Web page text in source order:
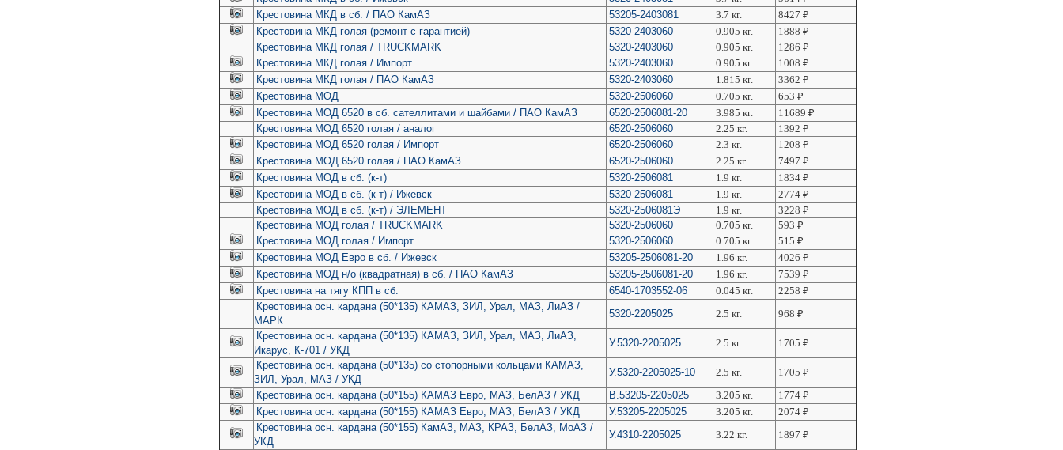
Крестовина МКД в сб. / ПАО КамАЗ
53205-2403081 3.7 кг. 8427 ₽
Крестовина МКД голая (ремонт с гарантией)
5320-2403060 0.905 кг. 1888 ₽
Крестовина МКД голая / TRUCKMARK
5320-2403060 0.905 кг. 1286 ₽
Крестовина МКД голая / Импорт
5320-2403060 0.905 кг. 1008 ₽
Крестовина МКД голая / ПАО КамАЗ
5320-2403060 1.815 кг. 3362 ₽
Крестовина МОД
5320-2506060 0.705 кг. 653 ₽
Крестовина МОД 6520 в сб. сателлитами и шайбами / ПАО КамАЗ
6520-2506081-20 3.985 кг. 11689 ₽
Крестовина МОД 6520 голая / аналог
6520-2506060 2.25 кг. 1392 ₽
Крестовина МОД 6520 голая / Импорт
6520-2506060 2.3 кг. 1208 ₽
Крестовина МОД 6520 голая / ПАО КамАЗ
6520-2506060 2.25 кг. 7497 ₽
Крестовина МОД в сб. (к-т)
5320-2506081 1.9 кг. 1834 ₽
Крестовина МОД в сб. (к-т) / Ижевск
5320-2506081 1.9 кг. 2774 ₽
Крестовина МОД в сб. (к-т) / ЭЛЕМЕНТ
5320-2506081Э 1.9 кг. 3228 ₽
Крестовина МОД голая / TRUCKMARK
5320-2506060 0.705 кг. 593 ₽
Крестовина МОД голая / Импорт
5320-2506060 0.705 кг. 515 ₽
Крестовина МОД Евро в сб. / Ижевск
53205-2506081-20 1.96 кг. 4026 ₽
Крестовина МОД н/о (квадратная) в сб. / ПАО КамАЗ
53205-2506081-20 1.96 кг. 7539 ₽
Крестовина на тягу КПП в сб.
6540-1703552-06 0.045 кг. 2258 ₽
Крестовина осн. кардана (50*135) КАМАЗ, ЗИЛ, Урал, МАЗ, ЛиАЗ /
МАРК
5320-2205025 2.5 кг. 968 ₽
Крестовина осн. кардана (50*135) КАМАЗ, ЗИЛ, Урал, МАЗ, ЛиАЗ,
Икарус, К-701 / УКД
У.5320-2205025 2.5 кг. 1705 ₽
Крестовина осн. кардана (50*135) со стопорными кольцами КАМАЗ,
ЗИЛ, Урал, МАЗ / УКД
У.5320-2205025-10 2.5 кг. 1705 ₽
Крестовина осн. кардана (50*155) КАМАЗ Евро, МАЗ, БелАЗ / УКД
В.53205-2205025 3.205 кг. 1774 ₽
Крестовина осн. кардана (50*155) КАМАЗ Евро, МАЗ, БелАЗ / УКД
У.53205-2205025 3.205 кг. 2074 ₽
Крестовина осн. кардана (50*155) КамАЗ, МАЗ, КРАЗ, БелАЗ, МоАЗ /
УКД
У.4310-2205025 3.22 кг. 1897 ₽